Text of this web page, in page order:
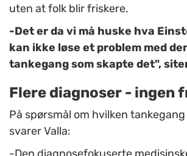
uten at folk blir friskere.
-Det er da vi må huske hva
kan ikke løse et problem med
tankegang som skapte det",
Flere diagnoser - ingen
På spørsmål om hvilken
svarer Valla: